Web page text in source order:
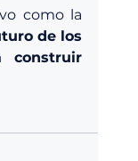
como la
de los
construir